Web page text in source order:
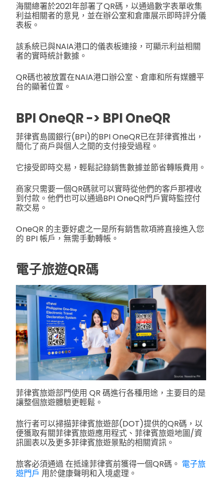
海關總署於2021年部署了QR碼，以通過數字表單收集
利益相關者的意見，並在辦公室和倉庫展示即時評分儀
表板。
該系統已與NAIA港口的儀表板連接，可顯示利益相關
者的實時統計數據。
QR碼也被放置在NAIA港口辦公室、倉庫和所有媒體平
台的顯著位置。
BPI OneQR -> BPI OneQR
菲律賓島國銀行(BPI)的BPI OneQR已在菲律賓推出，
簡化了商戶與個人之間的支付接受過程。
它接受即時交易，輕鬆記錄銷售數據並節省轉賬費用。
商家只需要一個QR碼就可以實時從他們的客戶那裡收
到付款。他們也可以通過BPI OneQR門戶實時監控付
款交易。
OneQR 的主要好處之一是所有銷售款項將直接進入您
的 BPI 帳戶，無需手動轉帳。
電子旅遊QR碼
菲律賓旅遊部門使用 QR 碼進行各種用途，主要目的是
讓整個旅遊體驗更輕鬆。
旅行者可以掃描菲律賓旅遊部(DOT)提供的QR碼，以
便獲取有關菲律賓旅遊應用程式、菲律賓旅遊地圖/資
訊圖表以及更多菲律賓旅遊景點的相關資訊。
旅客必須通過 在抵達菲律賓前獲得一個QR碼。 電子旅
遊門戶 用於健康聲明和入境處理。